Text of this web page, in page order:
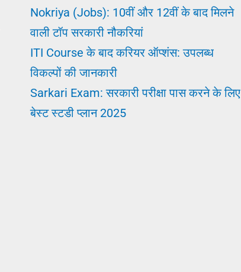
Nokriya (Jobs): 10वीं और 12वीं के बाद मिलने
वाली टॉप सरकारी नौकरियां
ITI Course के बाद करियर ऑप्शंस: उपलब्ध
विकल्पों की जानकारी
Sarkari Exam: सरकारी परीक्षा पास करने के लिए
बेस्ट स्टडी प्लान 2025